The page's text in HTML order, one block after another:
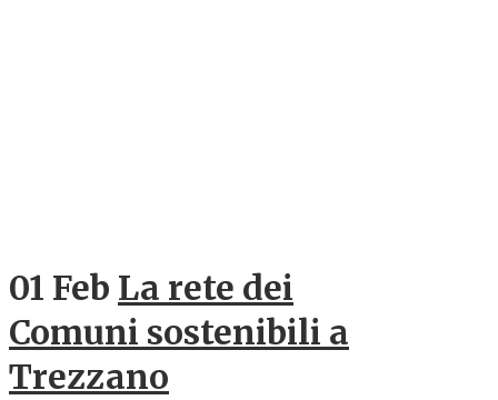
01 Feb La rete dei
Comuni sostenibili a
Trezzano